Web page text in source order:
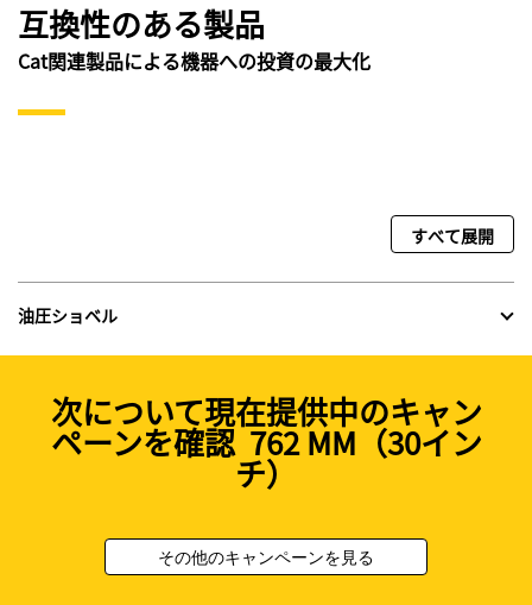
互換性のある製品
Cat関連製品による機器への投資の最大化
すべて展開
油圧ショベル
次について現在提供中のキャン
ペーンを確認 762 MM（30イン
チ）
その他のキャンペーンを見る